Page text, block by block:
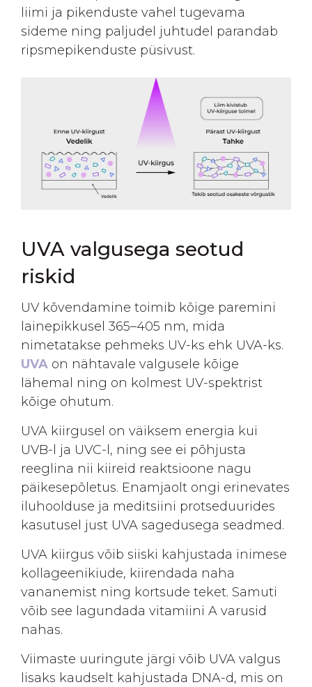
liimi ja pikenduste vahel tugevama
sideme ning paljudel juhtudel parandab
ripsmepikenduste püsivust.
UVA valgusega seotud
riskid
UV kõvendamine toimib kõige paremini
lainepikkusel 365–405 nm, mida
nimetatakse pehmeks UV-ks ehk UVA-ks.
UVA on nähtavale valgusele kõige
lähemal ning on kolmest UV-spektrist
kõige ohutum.
UVA kiirgusel on väiksem energia kui
UVB-l ja UVC-l, ning see ei põhjusta
reeglina nii kiireid reaktsioone nagu
päikesepõletus. Enamjaolt ongi erinevates
iluhoolduse ja meditsiini protseduurides
kasutusel just UVA sagedusega seadmed.
UVA kiirgus võib siiski kahjustada inimese
kollageenikiude, kiirendada naha
vananemist ning kortsude teket. Samuti
võib see lagundada vitamiini A varusid
nahas.
Viimaste uuringute järgi võib UVA valgus
lisaks kaudselt kahjustada DNA-d, mis on